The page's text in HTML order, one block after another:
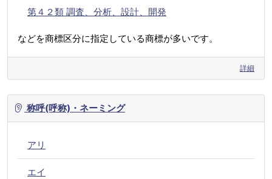
第４２類 調査、分析、設計、開発
などを商標区分に指定している商標が多いです。
詳細
称呼(呼称)・ネーミング
アリ
エイ